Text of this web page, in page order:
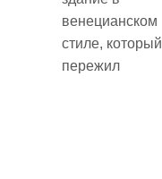
венецианском
стиле, который
пережил